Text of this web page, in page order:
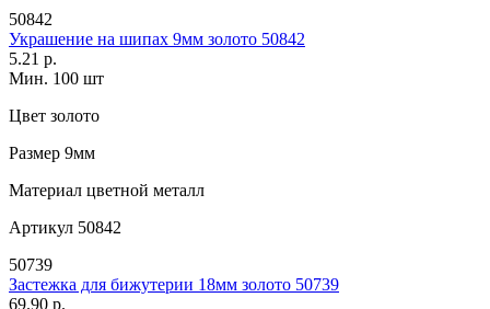
50842
Украшение на шипах 9мм золото 50842
5.21 р.
Мин. 100 шт
Цвет золото
Размер 9мм
Материал цветной металл
Артикул 50842
50739
Застежка для бижутерии 18мм золото 50739
69.90 р.